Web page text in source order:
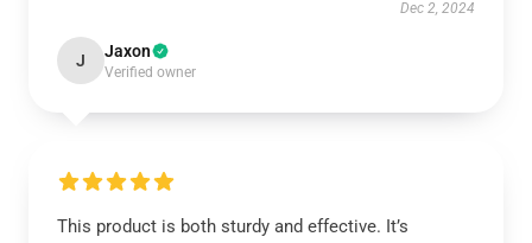
Dec 2, 2024
J Jaxon
Verified owner
This product is both sturdy and effective. It’s